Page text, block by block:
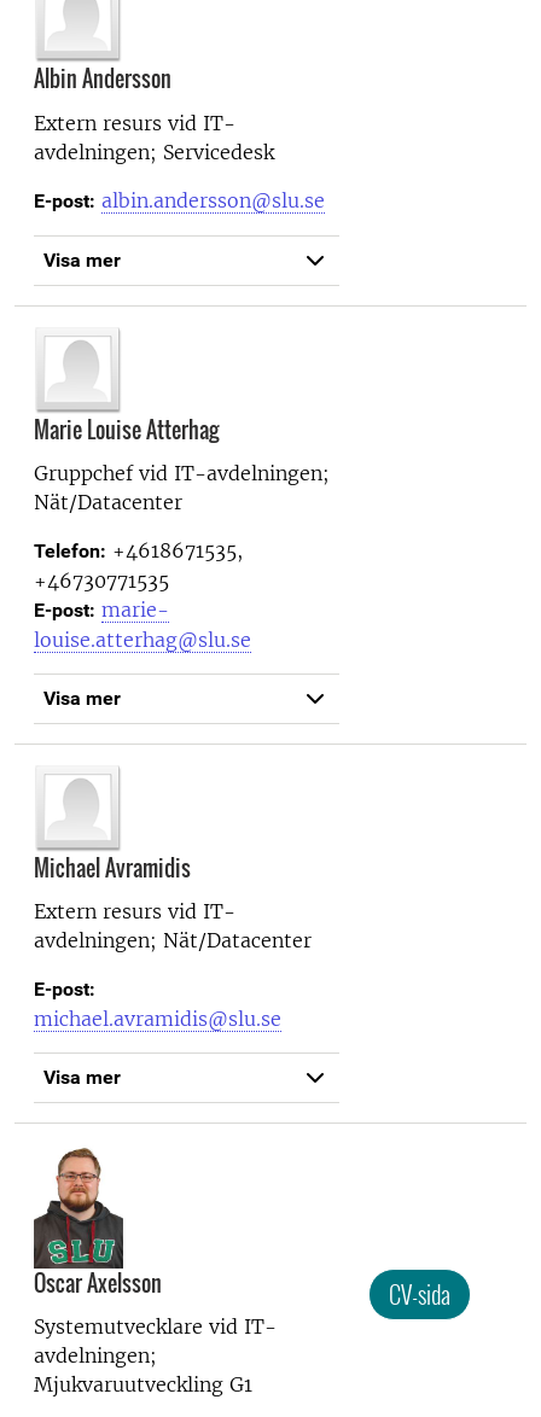
Albin Andersson
Extern resurs vid IT-
avdelningen; Servicedesk
E-post: albin.andersson@slu.se
Visa mer
Marie Louise Atterhag
Gruppchef vid IT-avdelningen;
Nät/Datacenter
Telefon: +4618671535,
+46730771535
E-post: marie-
louise.atterhag@slu.se
Visa mer
Michael Avramidis
Extern resurs vid IT-
avdelningen; Nät/Datacenter
E-post:
michael.avramidis@slu.se
Visa mer
Oscar Axelsson
Systemutvecklare vid IT-
avdelningen;
Mjukvaruutveckling G1
CV-sida